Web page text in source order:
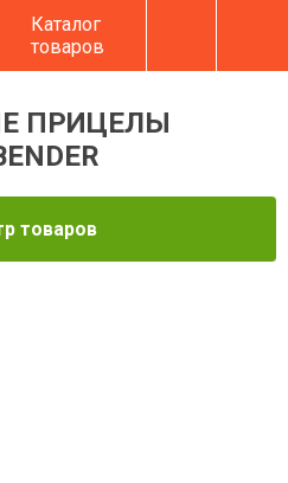
Каталог
товаров
ПРИЦЕЛЫ
товаров